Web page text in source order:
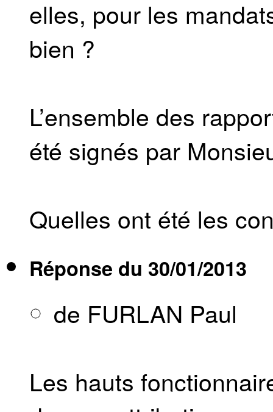
elles, pour les
bien ?
L’ensemble des
été signés par
Quelles ont été les
Réponse du 30/01/2013
de FURLAN Paul
Les hauts